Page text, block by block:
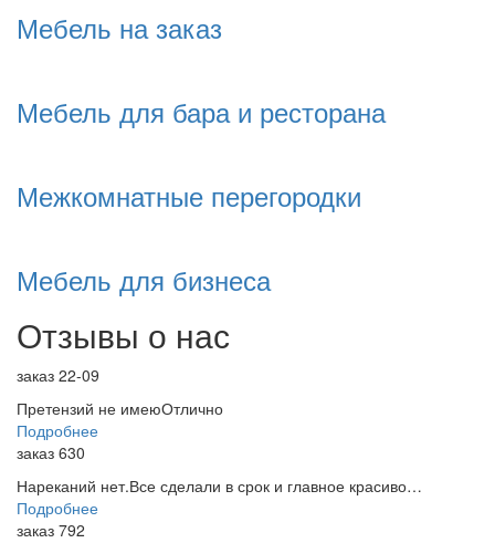
Мебель на заказ
Мебель для бара и ресторана
Межкомнатные перегородки
Мебель для бизнеса
Отзывы о нас
заказ 22-09
Претензий не имеюОтлично
Подробнее
заказ 630
Нареканий нет.Все сделали в срок и главное красиво…
Подробнее
заказ 792